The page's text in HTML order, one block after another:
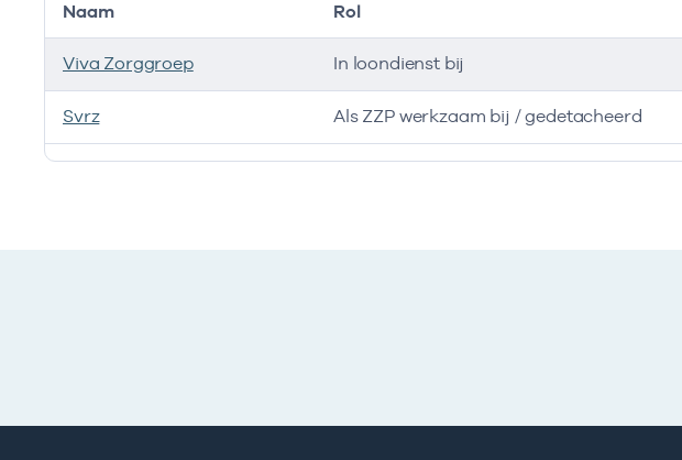
Ik heb een arbeidsrelatie met
Naam Rol
Viva Zorggroep In loondienst bij
Svrz Als ZZP werkzaam bij / gedetacheerd